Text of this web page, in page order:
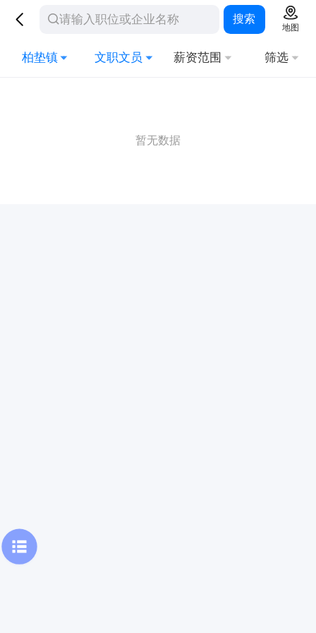
搜索
地图
柏垫镇 文职文员 薪资范围 筛选
暂无数据